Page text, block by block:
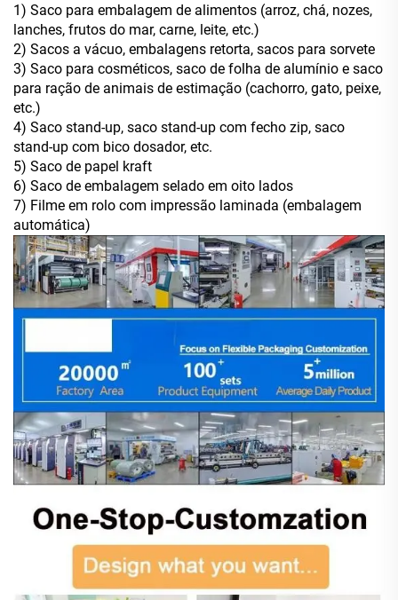
1) Saco para embalagem de alimentos (arroz, chá, nozes,
lanches, frutos do mar, carne, leite, etc.)
2) Sacos a vácuo, embalagens retorta, sacos para sorvete
3) Saco para cosméticos, saco de folha de alumínio e saco
para ração de animais de estimação (cachorro, gato, peixe,
etc.)
4) Saco stand-up, saco stand-up com fecho zip, saco
stand-up com bico dosador, etc.
5) Saco de papel kraft
6) Saco de embalagem selado em oito lados
7) Filme em rolo com impressão laminada (embalagem
automática)